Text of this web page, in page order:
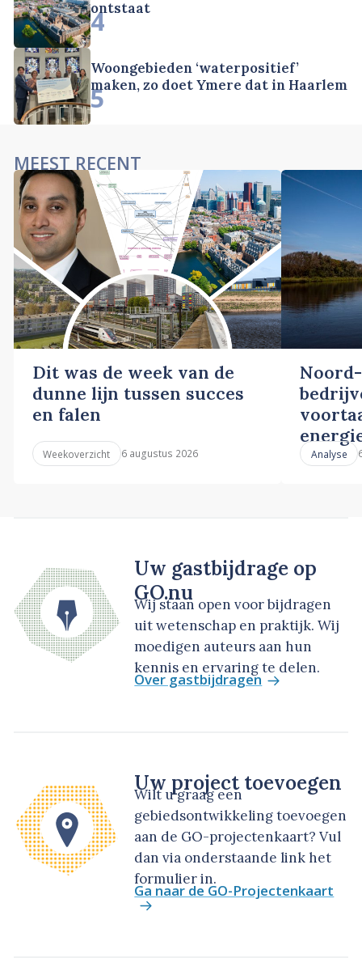
ontstaat
4
Woongebieden ‘waterpositief’
maken, zo doet Ymere dat in Haarlem
5
MEEST RECENT
Dit was de week van de
dunne lijn tussen succes
en falen
Weekoverzicht 6 augustus 2026 Analyse
Uw gastbijdrage op
GO.nu
Wij staan open voor bijdragen
uit wetenschap en praktijk. Wij
moedigen auteurs aan hun
kennis en ervaring te delen.
Over gastbijdragen
Uw project toevoegen
Wilt u graag een
gebiedsontwikkeling toevoegen
aan de GO-projectenkaart? Vul
dan via onderstaande link het
formulier in.
Ga naar de GO-Projectenkaart